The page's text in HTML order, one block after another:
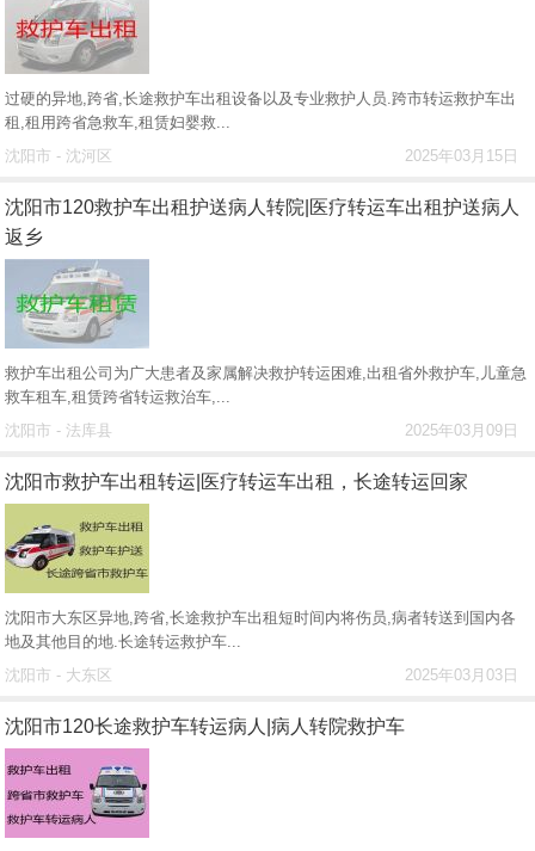
过硬的异地,跨省,长途救护车出租设备以及专业救护人员.跨市转运救护车出
租,租用跨省急救车,租赁妇婴救...
2025年03月15日
沈阳市 - 沈河区
沈阳市120救护车出租护送病人转院|医疗转运车出租护送病人
返乡
救护车出租公司为广大患者及家属解决救护转运困难,出租省外救护车,儿童急
救车租车,租赁跨省转运救治车,...
2025年03月09日
沈阳市 - 法库县
沈阳市救护车出租转运|医疗转运车出租，长途转运回家
沈阳市大东区异地,跨省,长途救护车出租短时间内将伤员,病者转送到国内各
地及其他目的地.长途转运救护车...
2025年03月03日
沈阳市 - 大东区
沈阳市120长途救护车转运病人|病人转院救护车